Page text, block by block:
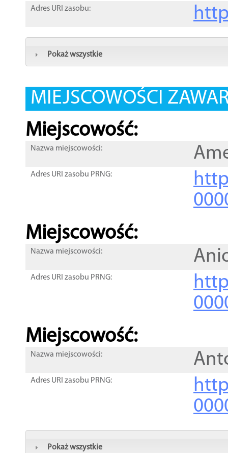
Adres URI zasobu:
Pokaż wszystkie
MIEJSCOWOŚCI
Miejscowość:
Nazwa miejscowości:
Adres URI zasobu PRNG:
Miejscowość:
Nazwa miejscowości:
Adres URI zasobu PRNG:
Miejscowość:
Nazwa miejscowości:
Adres URI zasobu PRNG:
Pokaż wszystkie